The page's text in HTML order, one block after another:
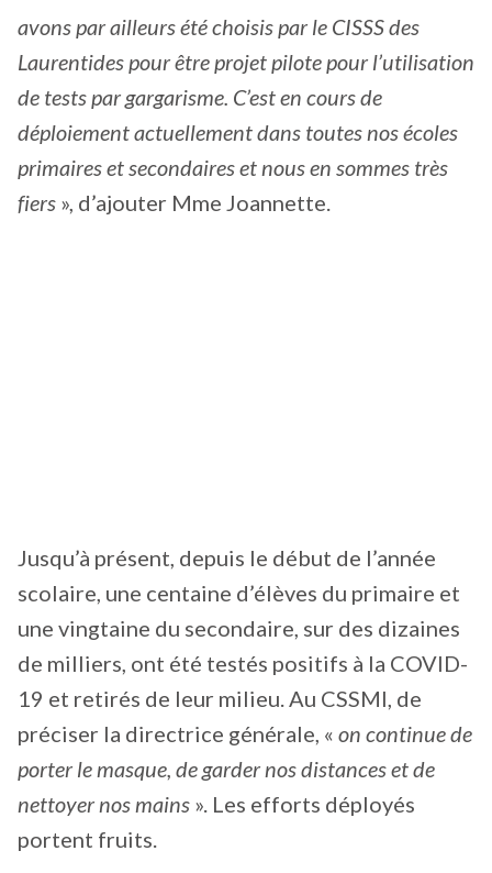
avons par ailleurs été choisis par le CISSS des
Laurentides pour être projet pilote pour l’utilisation
de tests par gargarisme. C’est en cours de
déploiement actuellement dans toutes nos écoles
primaires et secondaires et nous en sommes très
fiers », d’ajouter Mme Joannette.
Jusqu’à présent, depuis le début de l’année
scolaire, une centaine d’élèves du primaire et
une vingtaine du secondaire, sur des dizaines
de milliers, ont été testés positifs à la COVID-
19 et retirés de leur milieu. Au CSSMI, de
préciser la directrice générale, « on continue de
porter le masque, de garder nos distances et de
nettoyer nos mains ». Les efforts déployés
portent fruits.